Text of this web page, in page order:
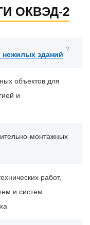
ОКВЭД-2
зданий
?
объектов для
и
монтажных
работ,
и систем